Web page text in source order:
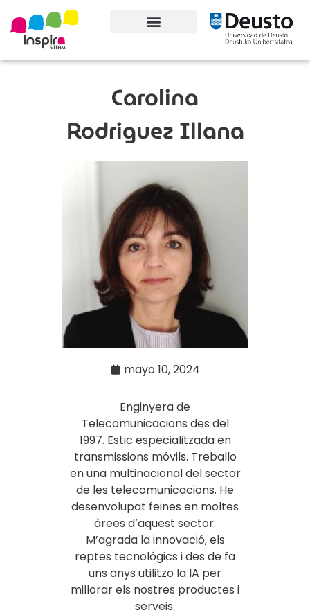
Carolina
Rodriguez Illana
mayo 10, 2024
Enginyera de
Telecomunicacions des del
1997. Estic especialitzada en
transmissions móvils. Treballo
en una multinacional del sector
de les telecomunicacions. He
desenvolupat feines en moltes
àrees d’aquest sector.
M’agrada la innovació, els
reptes tecnológics i des de fa
uns anys utilitzo la IA per
millorar els nostres productes i
serveis.